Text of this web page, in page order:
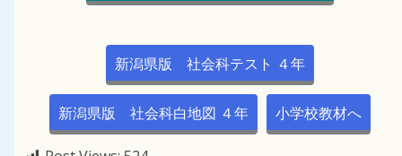
新潟県版 社会科テスト ４年
新潟県版 社会科白地図 ４年 小学校教材へ